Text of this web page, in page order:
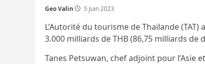
Geo Valin 5 Juin 2023
L’Autorité du tourisme de Thaïlande
3.000 milliards de THB (86,75 milliards de
Tanes Petsuwan, chef adjoint pour l’Asie